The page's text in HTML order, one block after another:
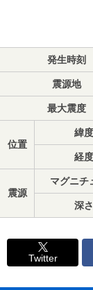
発生時刻
震源地
最大震度
位置
緯度
経度
震源
マグニチ
深さ
Twitter